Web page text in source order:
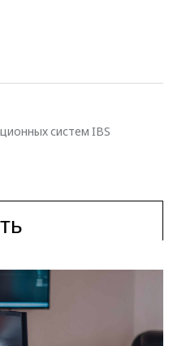
систем IBS